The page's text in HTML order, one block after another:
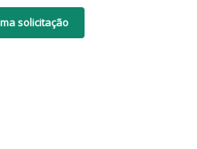
solicitação